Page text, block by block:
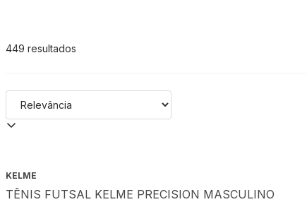
449 resultados
KELME
TÊNIS FUTSAL KELME PRECISION MASCULINO